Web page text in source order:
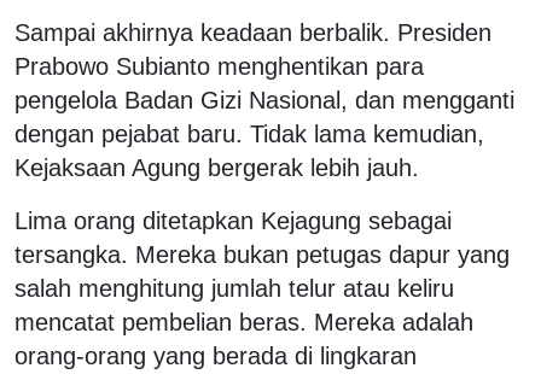
Sampai akhirnya keadaan berbalik. Presiden
Prabowo Subianto menghentikan para
pengelola Badan Gizi Nasional, dan mengganti
dengan pejabat baru. Tidak lama kemudian,
Kejaksaan Agung bergerak lebih jauh.
Lima orang ditetapkan Kejagung sebagai
tersangka. Mereka bukan petugas dapur yang
salah menghitung jumlah telur atau keliru
mencatat pembelian beras. Mereka adalah
orang-orang yang berada di lingkaran